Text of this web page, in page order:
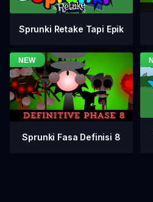
Sprunki Retake Tapi Epik
Sprunki Fasa Definisi 8